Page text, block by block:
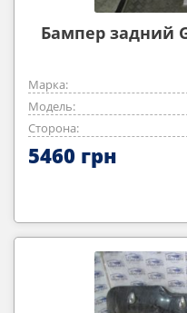
Бампер задний
Марка:
Модель:
Сторона:
5460 грн